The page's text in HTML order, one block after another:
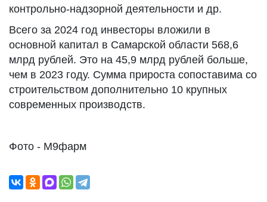
контрольно-надзорной деятельности и др.
Всего за 2024 год инвесторы вложили в
основной капитал в Самарской области 568,6
млрд рублей. Это на 45,9 млрд рублей больше,
чем в 2023 году. Сумма прироста сопоставима со
строительством дополнительно 10 крупных
современных производств.
Фото - М9фарм